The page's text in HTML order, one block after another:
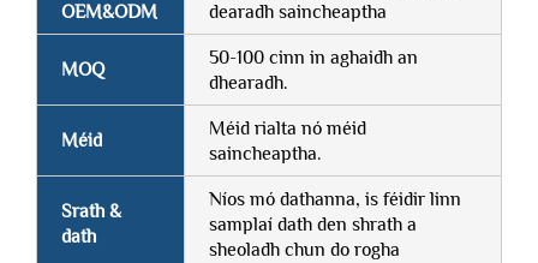
OEM&ODM
dearadh saincheaptha
MOQ
50-100 cinn in aghaidh an
dhearadh.
Méid
Méid rialta nó méid
saincheaptha.
Srath &
dath
Níos mó dathanna, is féidir linn
samplaí dath den shrath a
sheoladh chun do rogha